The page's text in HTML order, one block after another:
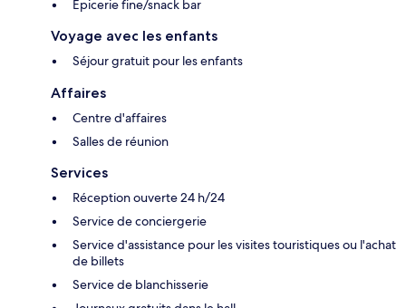
Épicerie fine/snack bar
Voyage avec les enfants
Séjour gratuit pour les enfants
Affaires
Centre d'affaires
Salles de réunion
Services
Réception ouverte 24 h/24
Service de conciergerie
Service d'assistance pour les visites touristiques ou l'achat
de billets
Service de blanchisserie